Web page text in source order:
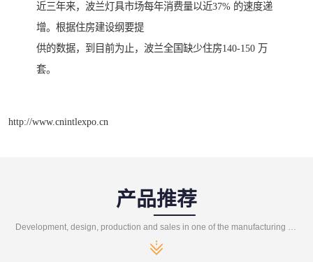
近三年来，波兰灯具市场每年消费量以近37% 的速度递
增。根据住房建设纲要提
供的数据，到目前为止，波兰全国缺少住房140-150 万
套。
http://www.cnintlexpo.cn
产品推荐